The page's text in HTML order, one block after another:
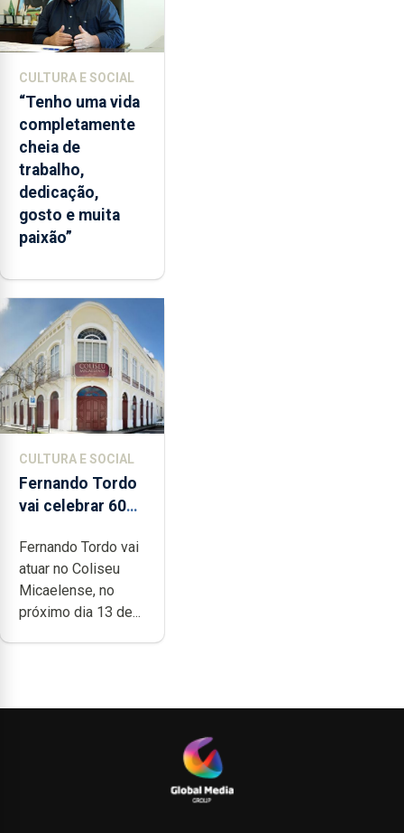
CULTURA E SOCIAL
“Tenho uma vida
completamente
cheia de
trabalho,
dedicação,
gosto e muita
paixão”
CULTURA E SOCIAL
Fernando Tordo
vai celebrar 60
no Coliseu
Micaelense
Fernando Tordo vai
atuar no Coliseu
Micaelense, no
próximo dia 13 de...